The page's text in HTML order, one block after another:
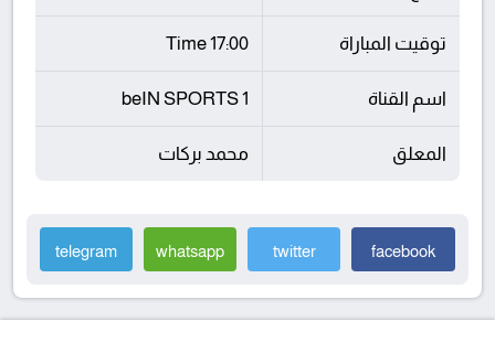
توقيت المباراة 17:00 Time
اسم القناة beIN SPORTS 1
المعلق محمد بركات
facebook
twitter
whatsapp
telegram